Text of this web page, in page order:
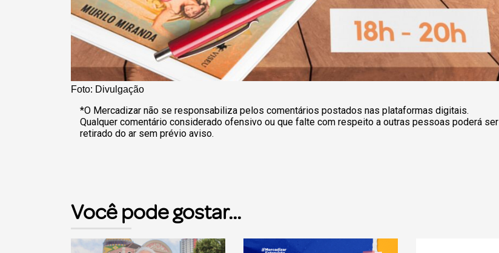
Foto: Divulgação
*O Mercadizar não se responsabiliza pelos comentários postados nas plataformas digitais.
Qualquer comentário considerado ofensivo ou que falte com respeito a outras pessoas poderá ser
retirado do ar sem prévio aviso.
Você pode gostar...